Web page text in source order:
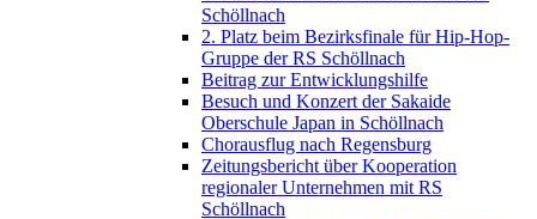
Schöllnach
2. Platz beim Bezirksfinale für Hip-Hop-
Gruppe der RS Schöllnach
Beitrag zur Entwicklungshilfe
Besuch und Konzert der Sakaide
Oberschule Japan in Schöllnach
Chorausflug nach Regensburg
Zeitungsbericht über Kooperation
regionaler Unternehmen mit RS
Schöllnach